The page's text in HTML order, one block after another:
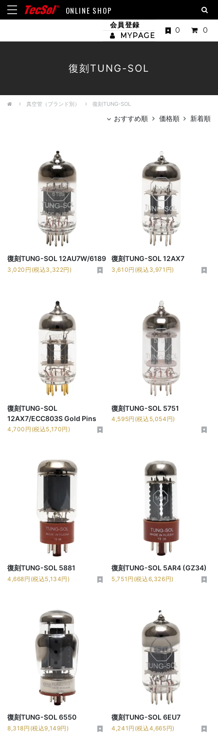
ONLINE SHOP
会員登録
MYPAGE
0 0
復刻TUNG-SOL
真空管（ブランド別） 復刻TUNG-SOL
おすすめ順 価格順 新着順
復刻TUNG-SOL 12AU7W/6189
3,020円(税込3,322円)
復刻TUNG-SOL 12AX7
3,610円(税込3,971円)
復刻TUNG-SOL
12AX7/ECC803S Gold Pins
4,700円(税込5,170円)
復刻TUNG-SOL 5751
4,595円(税込5,054円)
復刻TUNG-SOL 5881
4,668円(税込5,134円)
復刻TUNG-SOL 5AR4 (GZ34)
5,751円(税込6,326円)
復刻TUNG-SOL 6550
8,318円(税込9,149円)
復刻TUNG-SOL 6EU7
4,241円(税込4,665円)